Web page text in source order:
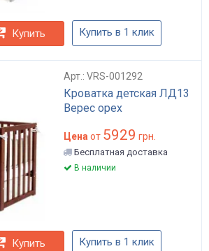
Купить Купить в 1 клик
Арт.: VRS-001292
Кроватка детская ЛД13
Верес орех
Цена от 5929 грн.
Бесплатная доставка
В наличии
Купить Купить в 1 клик